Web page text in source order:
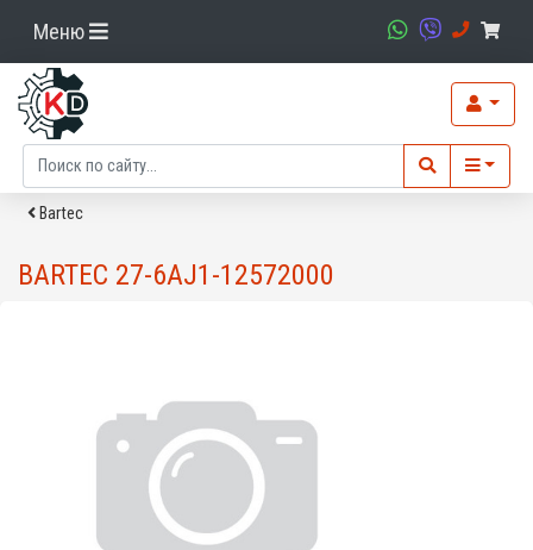
Меню
Bartec
BARTEC 27-6AJ1-12572000